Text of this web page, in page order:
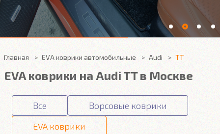
Главная EVA коврики автомобильные Audi TT
EVA коврики на Audi TT в Москве
Все
Ворсовые коврики
EVA коврики